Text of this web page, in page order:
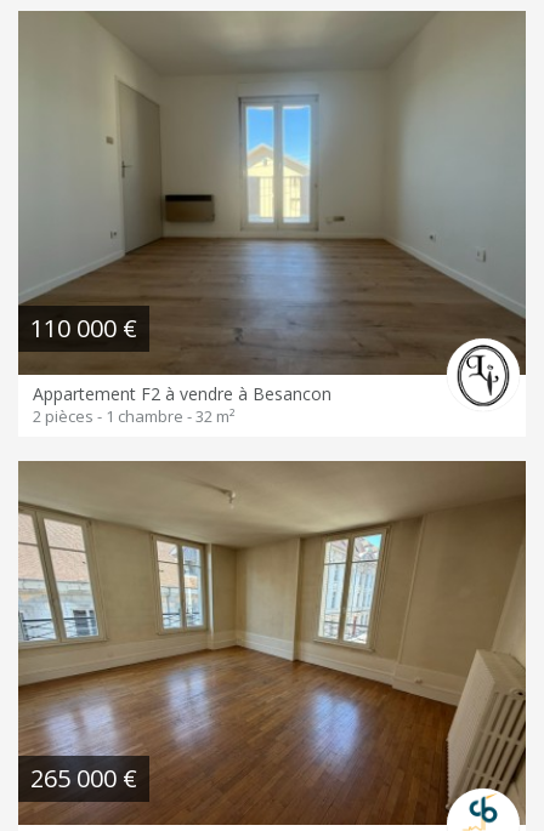
110 000 €
Appartement F2 à vendre à Besancon
2 pièces - 1 chambre - 32 m²
265 000 €